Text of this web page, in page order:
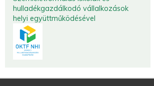
hulladékgazdálkodó vállalkozások
helyi együttműködésével